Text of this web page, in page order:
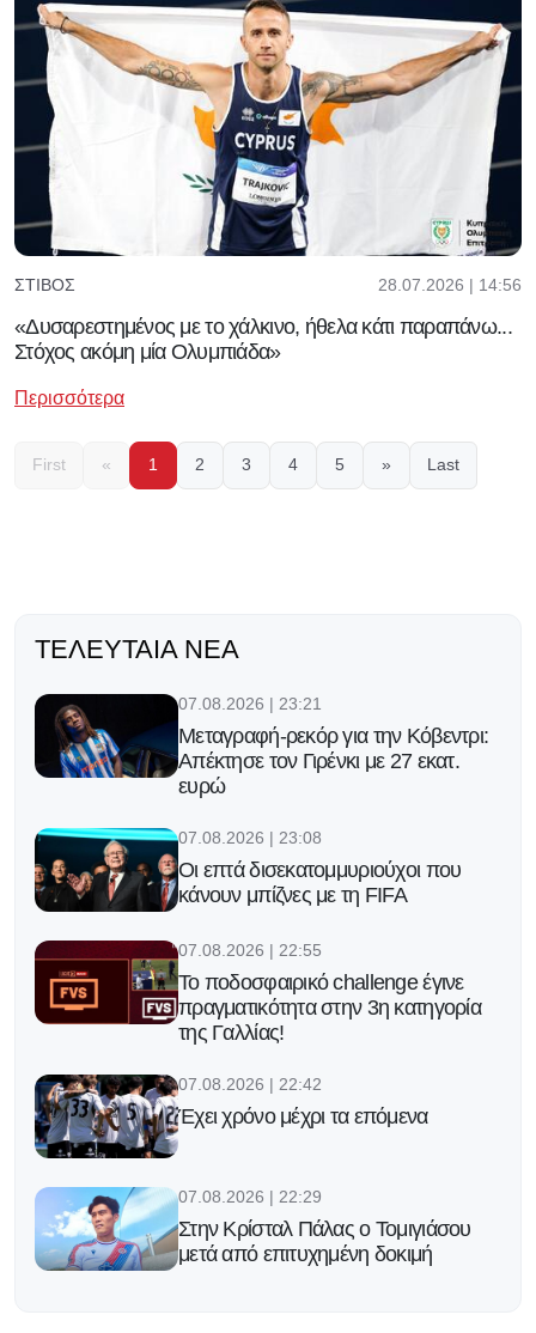
ΣΤΊΒΟΣ 28.07.2026 | 14:56
«Δυσαρεστημένος με το χάλκινο, ήθελα κάτι παραπάνω...
Στόχος ακόμη μία Ολυμπιάδα»
Περισσότερα
First « 1 2 3 4 5 » Last
ΤΕΛΕΥΤΑΊΑ ΝΈΑ
07.08.2026 | 23:21
Μεταγραφή-ρεκόρ για την Κόβεντρι:
Απέκτησε τον Γιρένκι με 27 εκατ.
ευρώ
07.08.2026 | 23:08
Οι επτά δισεκατομμυριούχοι που
κάνουν μπίζνες με τη FIFA
07.08.2026 | 22:55
Το ποδοσφαιρικό challenge έγινε
πραγματικότητα στην 3η κατηγορία
της Γαλλίας!
07.08.2026 | 22:42
Έχει χρόνο μέχρι τα επόμενα
07.08.2026 | 22:29
Στην Κρίσταλ Πάλας ο Τομιγιάσου
μετά από επιτυχημένη δοκιμή